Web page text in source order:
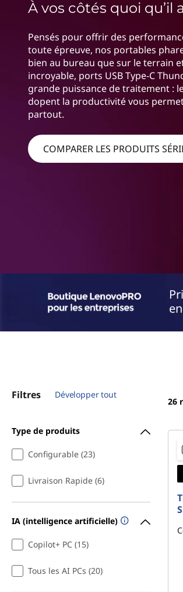
s
À vos côtés quoi qu’il
Pensés pour offrir des
toute épreuve, nos portables
bien au bureau que sur le terrain
incroyable, ports USB Type-C
grande puissance de traitement :
dopent la productivité vous
partout.
COMPARER LES PRODUITS
Filtres Développer tout
Type de produits
Configurable (23)
Livraison Rapide (6)
IA (intelligence artificielle)
Copilot+ PC (15)
Tous les AI PCs (20)
26